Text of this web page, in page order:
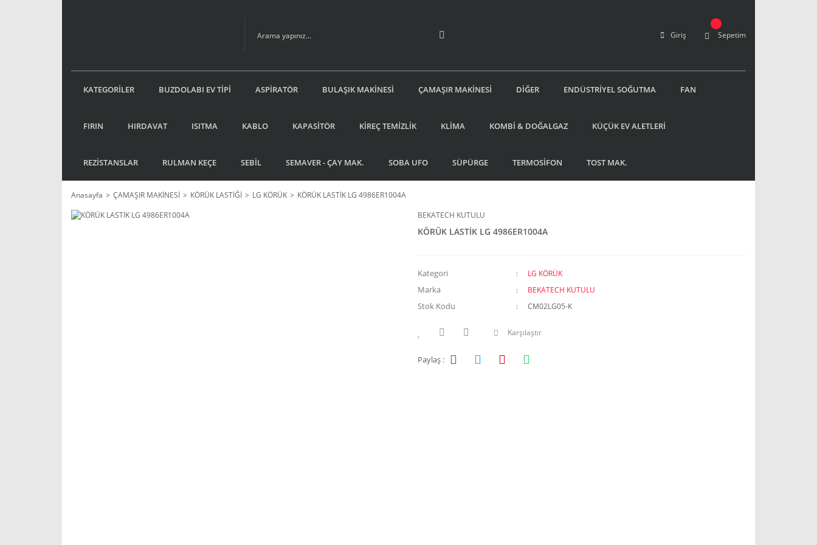
Giriş Sepetim
KATEGORİLER BUZDOLABI EV TİPİ ASPİRATÖR BULAŞIK MAKİNESİ ÇAMAŞIR MAKİNESİ DİĞER ENDÜSTRİYEL SOĞUTMA FAN
FIRIN HIRDAVAT ISITMA KABLO KAPASİTÖR KİREÇ TEMİZLİK KLİMA KOMBİ & DOĞALGAZ KÜÇÜK EV ALETLERİ
REZİSTANSLAR RULMAN KEÇE SEBİL SEMAVER - ÇAY MAK. SOBA UFO SÜPÜRGE TERMOSİFON TOST MAK.
Anasayfa ÇAMAŞIR MAKİNESİ KÖRÜK LASTİĞİ LG KÖRÜK
KÖRÜK LASTİK LG 4986ER1004A
BEKATECH KUTULU
KÖRÜK LASTİK LG 4986ER1004A
Kategori LG KÖRÜK
Marka BEKATECH KUTULU
Stok Kodu CM02LG05-K
Karşılaştır
Paylaş :